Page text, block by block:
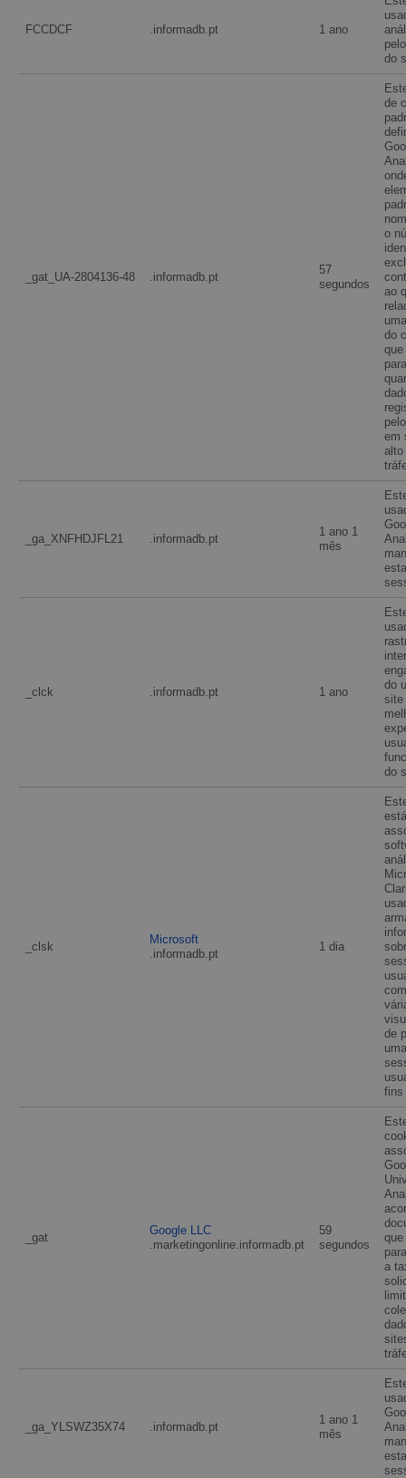
FCCDCF .informadb.pt 1 ano
do
_gat_UA-2804136-48 .informadb.pt
57
segundos
de
o
ao
do
em
alto
_ga_XNFHDJFL21 .informadb.pt
1 ano 1
mês
_clck .informadb.pt 1 ano
do
site
do
_clsk
Microsoft
.informadb.pt
1 dia
está
de
fins
_gat
Google LLC
.marketingonline.informadb.pt
59
segundos
a
_ga_YLSWZ35X74 .informadb.pt
1 ano 1
mês